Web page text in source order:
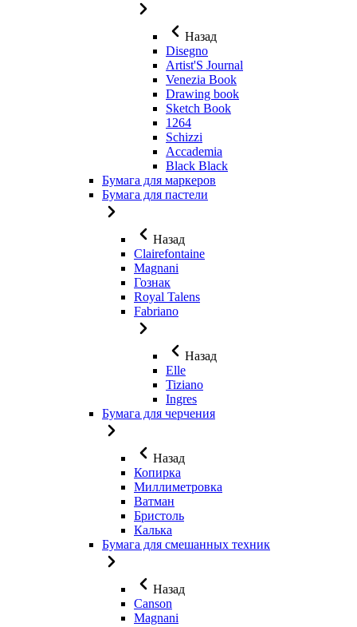
Назад
Disegno
Artist'S Journal
Venezia Book
Drawing book
Sketch Book
1264
Schizzi
Accademia
Black Black
Бумага для маркеров
Бумага для пастели
Назад
Clairefontaine
Magnani
Гознак
Royal Talens
Fabriano
Назад
Elle
Tiziano
Ingres
Бумага для черчения
Назад
Копирка
Миллиметровка
Ватман
Бристоль
Калька
Бумага для смешанных техник
Назад
Canson
Magnani